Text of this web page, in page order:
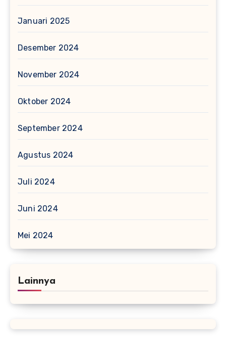
Januari 2025
Desember 2024
November 2024
Oktober 2024
September 2024
Agustus 2024
Juli 2024
Juni 2024
Mei 2024
Lainnya